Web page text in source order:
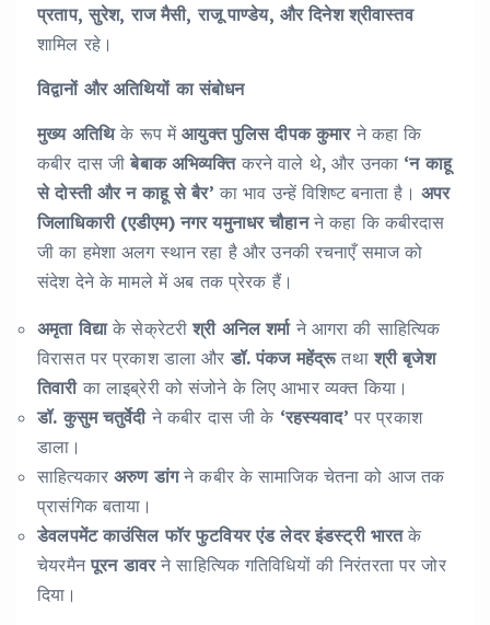
प्रताप, सुरेश, राज मैसी, राजू पाण्डेय, और दिनेश श्रीवास्तव
शामिल रहे।
विद्वानों और अतिथियों का संबोधन
मुख्य अतिथिके रूप मेंआयुक्त पुलिस दीपक कुमारने कहा कि
कबीर दास जीबेबाक अभिव्यक्तिकरने वाले थे, और उनका ‘न काहू
से दोस्ती और न काहू से बैर’ का भाव उन्हें विशिष्ट बनाता है। अपर
जिलाधिकारी (एडीएम) नगर यमुनाधर चौहानने कहा कि कबीरदास
जी का हमेशा अलग स्थान रहा है और उनकी रचनाएँ समाज को
संदेश देने के मामले में अब तक प्रेरक हैं।
अमृता विद्याके सेक्रेटरीश्री अनिल शर्माने आगरा की साहित्यिक
विरासत पर प्रकाश डाला औरडॉ. पंकज महेंद्रूतथाश्री बृजेश
तिवारीका लाइब्रेरी को संजोने के लिए आभार व्यक्त किया।
डॉ. कुसुम चतुर्वेदीने कबीर दास जी के ‘रहस्यवाद’ पर प्रकाश
डाला।
साहित्यकारअरुण डांगने कबीर के सामाजिक चेतना को आज तक
प्रासंगिक बताया।
डेवलपमेंट काउंसिल फॉर फुटवियर एंड लेदर इंडस्ट्री भारतके
चेयरमैनपूरन डावरने साहित्यिक गतिविधियों की निरंतरता पर जोर
दिया।